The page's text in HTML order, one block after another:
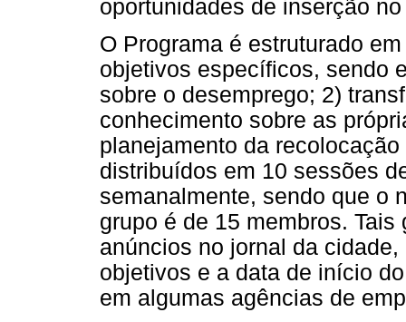
oportunidades de inserção
O Programa é estruturado
objetivos específicos, sendo
sobre o desemprego; 2)
conhecimento sobre as
planejamento da
distribuídos em 10 sessões
semanalmente, sendo que o
grupo é de 15 membros.
anúncios no jornal da
objetivos e a data de início
em algumas agências de